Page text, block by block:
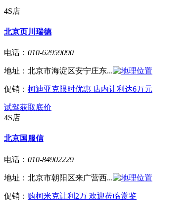
4S店
北京页川瑞德
电话： 010-62959090
地址： 北京市海淀区安宁庄东...
促销： 柯迪亚克限时优惠 店内让利达6万元
试驾获取底价
4S店
北京国服信
电话： 010-84902229
地址： 北京市朝阳区来广营西...
促销： 购柯米克让利2万 欢迎莅临赏鉴